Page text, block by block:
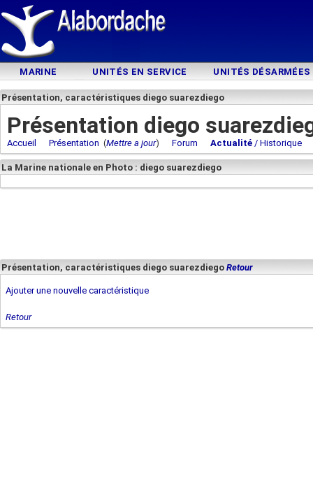
MARINE UNITÉS EN SERVICE UNITÉS DÉSARMÉES
Présentation, caractéristiques diego suarezdiego
Présentation diego
Accueil Présentation (Mettre a jour) Forum Actualité / Historique
La Marine nationale en Photo : diego suarezdiego
Présentation, caractéristiques diego suarezdiego Retour
Ajouter une nouvelle caractéristique
Retour